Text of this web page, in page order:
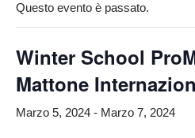
Questo evento è passato.
Winter School
Mattone
Marzo 5, 2024 - Marzo 7, 2024